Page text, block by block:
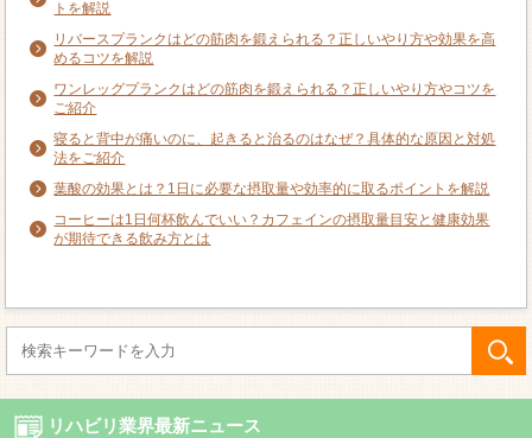
トを解説
リバースプランクはどの筋肉を鍛えられる？正しいやり方や効果を高
めるコツを解説
ワンレッグプランクはどの筋肉を鍛えられる？正しいやり方やコツを
ご紹介
寝ると背中が痛いのに、起きると治るのはなぜ？具体的な原因と対処
法をご紹介
葉酸の効果とは？1日に必要な摂取量や効率的に取るポイントを解説
コーヒーは1日何杯飲んでいい？カフェインの摂取量目安と健康効果
が期待できる飲み方とは
リハビリ業界最新ニュース